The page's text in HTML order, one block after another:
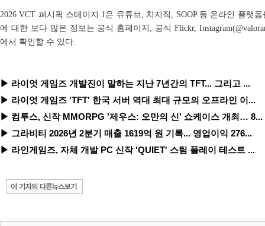
2026 VCT 퍼시픽 스테이지 1은 유튜브, 치지직, SOOP 등 온라인 플랫
에 대한 보다 많은 정보는 공식 홈페이지, 공식 Flickr,
에서 확인할 수 있다.
▶ 라이엇 게임즈 개발진이 말하는 지난 7년간의 TFT... 그리고 ...
▶ 라이엇 게임즈 'TFT' 한국 서버 역대 최대 규모의 오프라인 이...
▶ 컴투스, 신작 MMORPG '제우스: 오만의 신' 쇼케이스 개최… 8...
▶ 그라비티 2026년 2분기 매출 1619억 원 기록... 영업이익 276...
▶ 라인게임즈, 자체 개발 PC 신작 'QUIET' 스팀 플레이 테스트 ...